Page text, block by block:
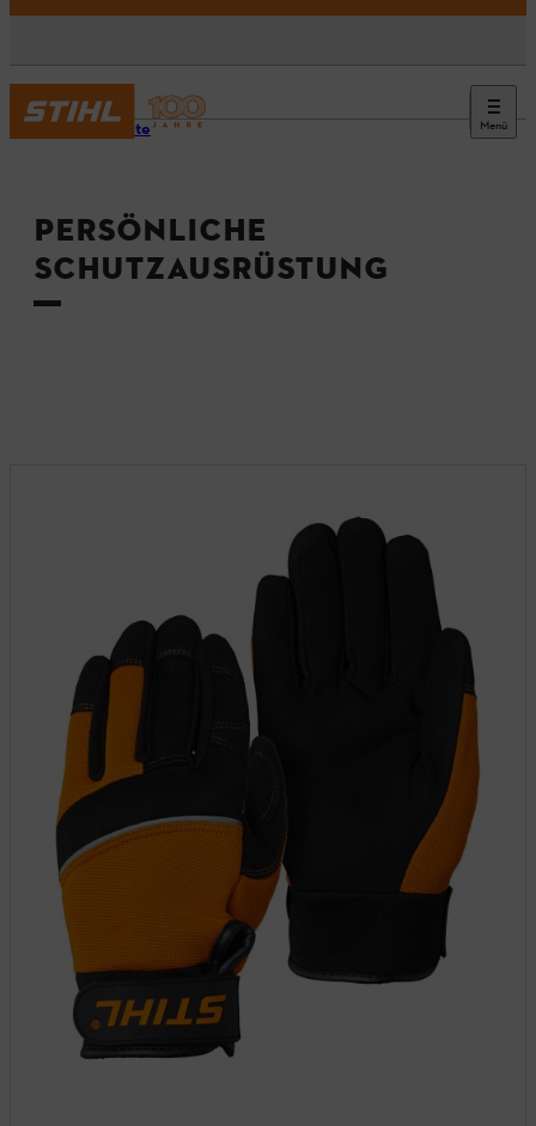
Menü
Startseite
PERSÖNLICHE
SCHUTZAUSRÜSTUNG